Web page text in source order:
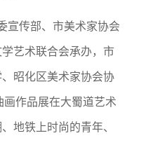
宣传部、市美术家协会
艺术联合会承办，市
昭化区美术家协会协
画作品展在大蜀道艺术
地铁上时尚的青年、